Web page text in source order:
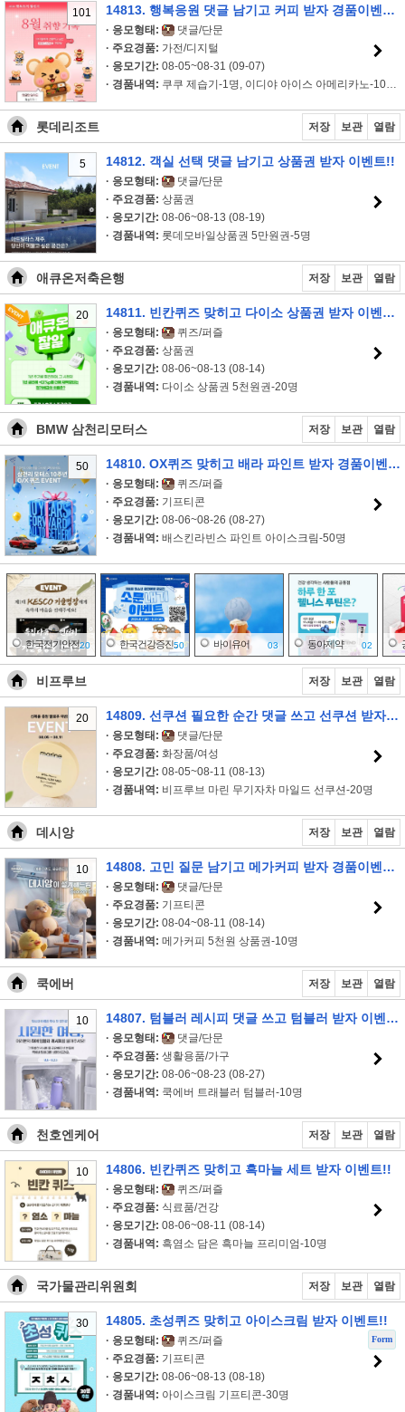
101 14813. 행복응원 댓글 남기고 커피 받자 경품이벤트!!
· 응모형태:
댓글/단문
· 주요경품: 가전/디지털
· 응모기간: 08-05~08-31 (09-07)
· 경품내역: 쿠쿠 제습기-1명, 이디야 아이스 아메리카노-100명
롯데리조트 저장 보관 열람
5 14812. 객실 선택 댓글 남기고 상품권 받자 이벤트!!
· 응모형태:
댓글/단문
· 주요경품: 상품권
· 응모기간: 08-06~08-13 (08-19)
· 경품내역: 롯데모바일상품권 5만원권-5명
애큐온저축은행 저장 보관 열람
20 14811. 빈칸퀴즈 맞히고 다이소 상품권 받자 이벤트!!
· 응모형태:
퀴즈/퍼즐
· 주요경품: 상품권
· 응모기간: 08-06~08-13 (08-14)
· 경품내역: 다이소 상품권 5천원권-20명
BMW 삼천리모터스 저장 보관 열람
50 14810. OX퀴즈 맞히고 배라 파인트 받자 경품이벤트!!
· 응모형태:
퀴즈/퍼즐
· 주요경품: 기프티콘
· 응모기간: 08-06~08-26 (08-27)
· 경품내역: 배스킨라빈스 파인트 아이스크림-50명
바이유어 03
민주평화통일..20
한국건강증진..50
한국전기안전..20
국가기술표준..30 국가기술표준..
동아제약 02
비프루브 저장 보관 열람
20 14809. 선쿠션 필요한 순간 댓글 쓰고 선쿠션 받자 이벤트!!
· 응모형태:
댓글/단문
· 주요경품: 화장품/여성
· 응모기간: 08-05~08-11 (08-13)
· 경품내역: 비프루브 마린 무기자차 마일드 선쿠션-20명
데시앙 저장 보관 열람
10 14808. 고민 질문 남기고 메가커피 받자 경품이벤트!!
· 응모형태:
댓글/단문
· 주요경품: 기프티콘
· 응모기간: 08-04~08-11 (08-14)
· 경품내역: 메가커피 5천원 상품권-10명
쿡에버 저장 보관 열람
10 14807. 텀블러 레시피 댓글 쓰고 텀블러 받자 이벤트!!
· 응모형태:
댓글/단문
· 주요경품: 생활용품/가구
· 응모기간: 08-06~08-23 (08-27)
· 경품내역: 쿡에버 트래블러 텀블러-10명
천호엔케어 저장 보관 열람
10 14806. 빈칸퀴즈 맞히고 흑마늘 세트 받자 이벤트!!
· 응모형태:
퀴즈/퍼즐
· 주요경품: 식료품/건강
· 응모기간: 08-06~08-11 (08-14)
· 경품내역: 흑염소 담은 흑마늘 프리미엄-10명
국가물관리위원회 저장 보관 열람
30 14805. 초성퀴즈 맞히고 아이스크림 받자 이벤트!!
· 응모형태:
퀴즈/퍼즐
· 주요경품: 기프티콘
· 응모기간: 08-06~08-13 (08-18)
· 경품내역: 아이스크림 기프티콘-30명
Form